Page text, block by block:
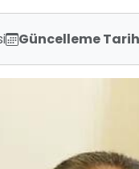
Güncelleme